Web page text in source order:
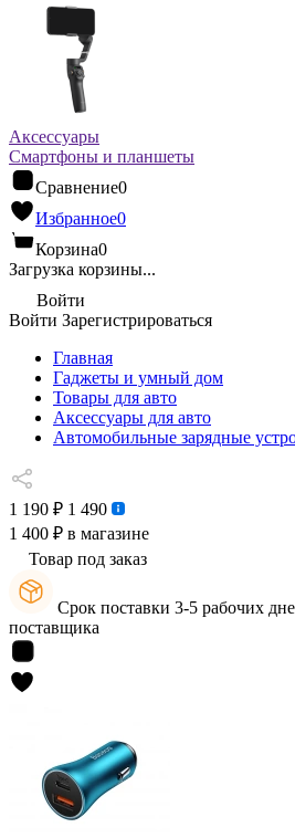
Аксессуары
Смартфоны и планшеты
Сравнение0
Избранное0
Корзина0
Загрузка корзины...
Войти
Войти Зарегистрироваться
Главная
Гаджеты и умный дом
Товары для авто
Аксессуары для авто
Автомобильные зарядные
1 190 ₽ 1 490
1 400 ₽ в магазине
Товар под заказ
Срок поставки 3-5 рабочих
поставщика